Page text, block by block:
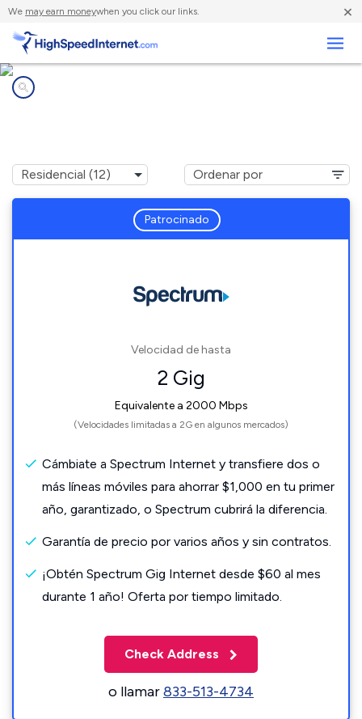
We may earn moneywhen you click our links. ×
Patrocinado
Velocidad de hasta
2 Gig
Equivalente a 2000 Mbps
(Velocidades limitadas a 2G en algunos mercados)
Cámbiate a Spectrum Internet y transfiere dos o
más líneas móviles para ahorrar $1,000 en tu primer
año, garantizado, o Spectrum cubrirá la diferencia.
Garantía de precio por varios años y sin contratos.
¡Obtén Spectrum Gig Internet desde $60 al mes
durante 1 año! Oferta por tiempo limitado.
Check Address
o llamar833-513-4734